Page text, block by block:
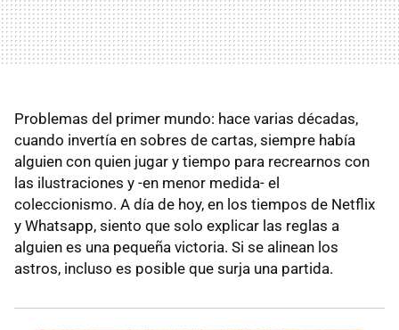
Problemas del primer mundo: hace varias décadas,
cuando invertía en sobres de cartas, siempre había
alguien con quien jugar y tiempo para recrearnos con
las ilustraciones y -en menor medida- el
coleccionismo. A día de hoy, en los tiempos de Netflix
y Whatsapp, siento que solo explicar las reglas a
alguien es una pequeña victoria. Si se alinean los
astros, incluso es posible que surja una partida.